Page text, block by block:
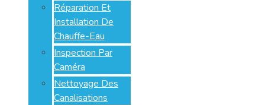
Réparation Et
Installation De
Chauffe-Eau
Inspection Par
Caméra
Nettoyage Des
Canalisations